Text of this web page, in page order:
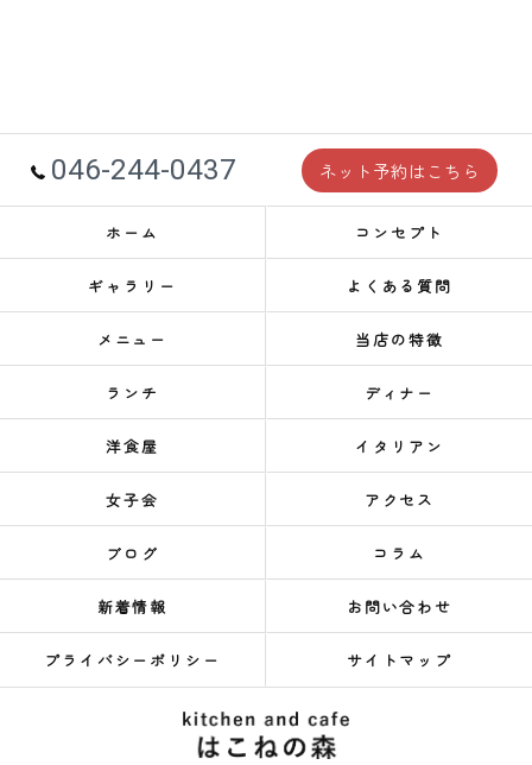
046-244-0437 ネット予約はこちら
ホーム コンセプト
ギャラリー よくある質問
メニュー 当店の特徴
ランチ ディナー
洋食屋 イタリアン
女子会 アクセス
ブログ コラム
新着情報 お問い合わせ
プライバシーポリシー サイトマップ